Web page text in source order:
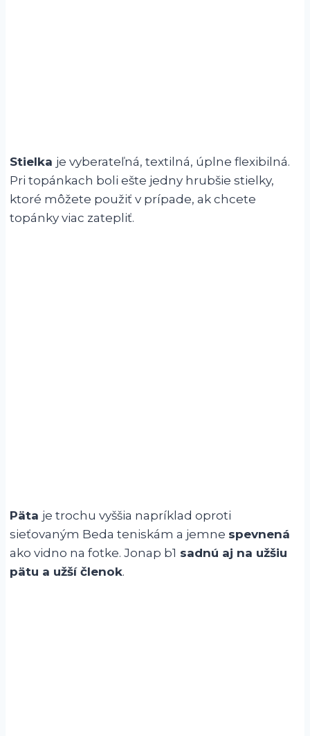
Stielka je vyberateľná, textilná, úplne flexibilná.
Pri topánkach boli ešte jedny hrubšie stielky,
ktoré môžete použiť v prípade, ak chcete
topánky viac zatepliť.
Päta je trochu vyššia napríklad oproti
sieťovaným Beda teniskám a jemne spevnená
ako vidno na fotke. Jonap b1 sadnú aj na užšiu
pätu a užší členok.